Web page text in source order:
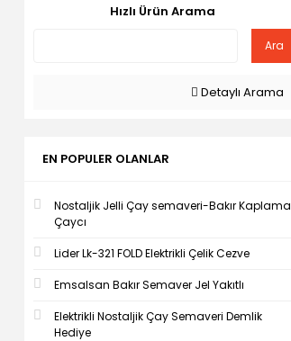
Hızlı Ürün Arama
Ara
Detaylı Arama
EN POPULER OLANLAR
Nostaljik Jelli Çay semaveri-Bakır Kaplama
Çaycı
Lider Lk-321 FOLD Elektrikli Çelik Cezve
Emsalsan Bakır Semaver Jel Yakıtlı
Elektrikli Nostaljik Çay Semaveri Demlik
Hediye